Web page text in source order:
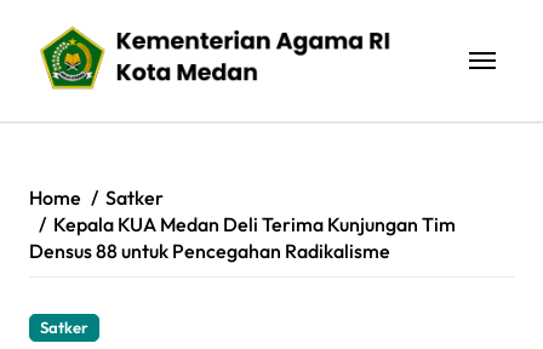
content
Home
Satker
Kepala KUA Medan Deli Terima Kunjungan Tim
Densus 88 untuk Pencegahan Radikalisme
Satker